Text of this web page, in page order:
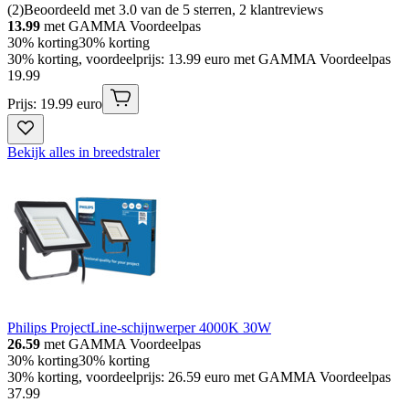
(2)Beoordeeld met 3.0 van de 5 sterren, 2 klantreviews
13.99 met GAMMA Voordeelpas
30% korting30% korting
30% korting, voordeelprijs: 13.99 euro met GAMMA Voordeelpas
19.99
Prijs: 19.99 euro
Bekijk alles in breedstraler
Philips ProjectLine-schijnwerper 4000K 30W
26.59 met GAMMA Voordeelpas
30% korting30% korting
30% korting, voordeelprijs: 26.59 euro met GAMMA Voordeelpas
37.99